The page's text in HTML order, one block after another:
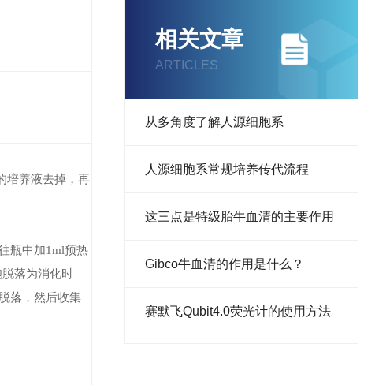
相关文章
ARTICLES
从多角度了解人源细胞系
人源细胞系常规培养传代流程
这三点是特级胎牛血清的主要作用
Gibco牛血清的作用是什么？
​赛默飞Qubit4.0荧光计的使用方法
培养液去掉，再
瓶中加1ml预热
落为消化时
落，然后收集